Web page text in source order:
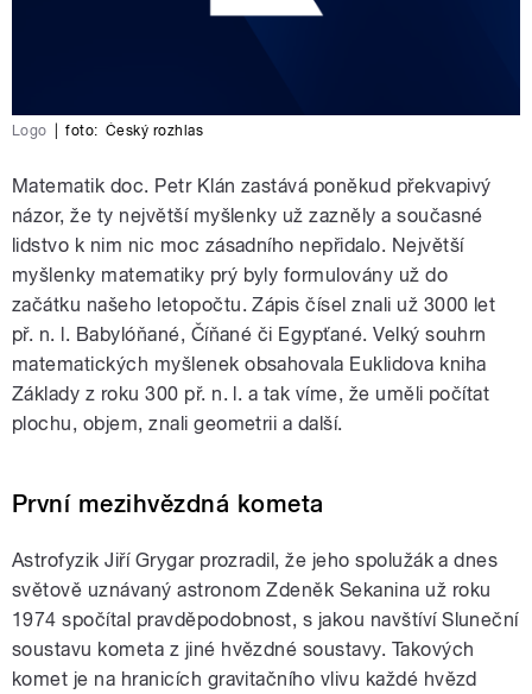
Logo foto: Český rozhlas
Matematik doc. Petr Klán zastává poněkud překvapivý
názor, že ty největší myšlenky už zazněly a současné
lidstvo k nim nic moc zásadního nepřidalo. Největší
myšlenky matematiky prý byly formulovány už do
začátku našeho letopočtu. Zápis čísel znali už 3000 let
př. n. l. Babylóňané, Číňané či Egypťané. Velký souhrn
matematických myšlenek obsahovala Euklidova kniha
Základy z roku 300 př. n. l. a tak víme, že uměli počítat
plochu, objem, znali geometrii a další.
První mezihvězdná kometa
Astrofyzik Jiří Grygar prozradil, že jeho spolužák a dnes
světově uznávaný astronom Zdeněk Sekanina už roku
1974 spočítal pravděpodobnost, s jakou navštíví Sluneční
soustavu kometa z jiné hvězdné soustavy. Takových
komet je na hranicích gravitačního vlivu každé hvězd